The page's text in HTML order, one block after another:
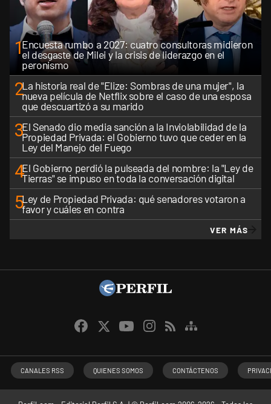
1Encuesta rumbo a 2027: cuatro consultoras midieron
el desgaste de Milei y la crisis de liderazgo en el
peronismo
2La historia real de "Elize: Sombras de una mujer", la
nueva película de Netflix sobre el caso de una esposa
que descuartizó a su marido
3El Senado dio media sanción a la Inviolabilidad de la
Propiedad Privada: el Gobierno tuvo que ceder en la
Ley del Manejo del Fuego
4El Gobierno perdió la pulseada del nombre: la "Ley de
Tierras" se impuso en toda la conversación digital
5Ley de Propiedad Privada: qué senadores votaron a
favor y cuáles en contra
VER MÁS
CANALES RSS QUIENES SOMOS CONTÁCTENOS